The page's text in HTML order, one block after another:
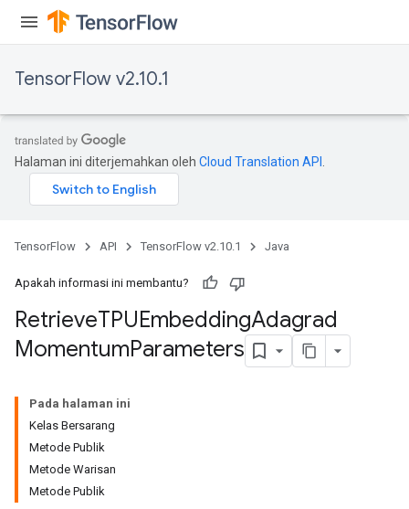
TensorFlow v2.10.1
Halaman ini diterjemahkan oleh Cloud Translation API
TensorFlow API TensorFlow v2.10.1 Java
Apakah informasi ini membantu?
RetrieveTPUEmbeddingAdagrad
MomentumParameters
Pada halaman ini
Kelas Bersarang
Metode Publik
Metode Warisan
Metode Publik